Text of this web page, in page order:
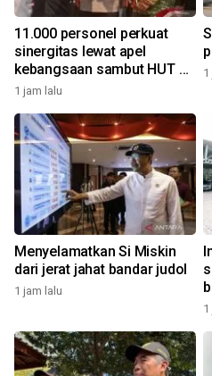
11.000 personel perkuat
sinergitas lewat apel
kebangsaan sambut HUT RI
di kawasan Monas
1 jam lalu
1
Menyelamatkan Si Miskin
dari jerat jahat bandar judol
1 jam lalu
Ini
1